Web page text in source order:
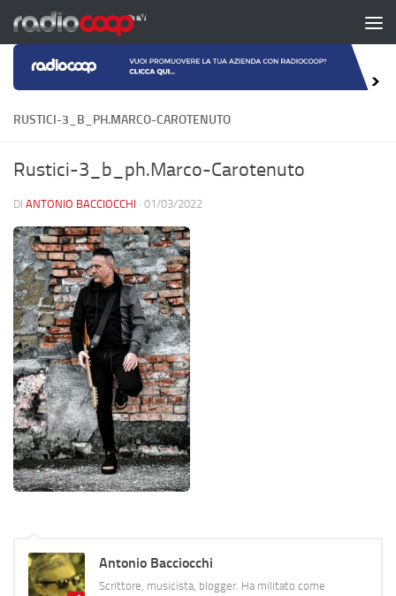
Salta al contenuto
RUSTICI-3_B_PH.MARCO-CAROTENUTO
Rustici-3_b_ph.Marco-Carotenuto
DI ANTONIO BACCIOCCHI · 01/03/2022
Antonio Bacciocchi
Scrittore, musicista, blogger. Ha militato come